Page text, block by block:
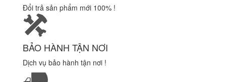
Đổi trả sản phẩm mới 100% !
BẢO HÀNH TẬN NƠI
Dịch vụ bảo hành tận nơi !